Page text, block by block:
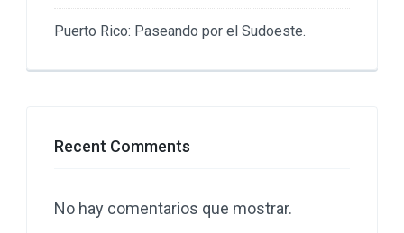
Puerto Rico: Paseando por el Sudoeste.
Recent Comments
No hay comentarios que mostrar.